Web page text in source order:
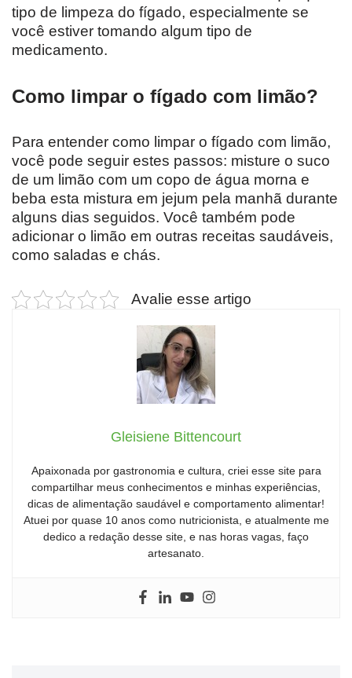
tipo de limpeza do fígado, especialmente se
você estiver tomando algum tipo de
medicamento.
Como limpar o fígado com limão?
Para entender como limpar o fígado com limão,
você pode seguir estes passos: misture o suco
de um limão com um copo de água morna e
beba esta mistura em jejum pela manhã durante
alguns dias seguidos. Você também pode
adicionar o limão em outras receitas saudáveis,
como saladas e chás.
Avalie esse artigo
Gleisiene Bittencourt
Apaixonada por gastronomia e cultura, criei esse site para
compartilhar meus conhecimentos e minhas experiências,
dicas de alimentação saudável e comportamento alimentar!
Atuei por quase 10 anos como nutricionista, e atualmente me
dedico a redação desse site, e nas horas vagas, faço
artesanato.